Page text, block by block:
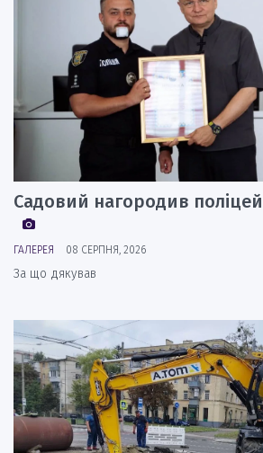
Садовий нагородив
ГАЛЕРЕЯ 08 СЕРПНЯ, 2026
За що дякував